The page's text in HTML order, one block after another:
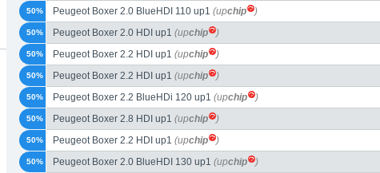
Peugeot Boxer 2.0 BlueHDI 110 up1 (upchip )
50%
Peugeot Boxer 2.0 HDI up1 (upchip )
50%
Peugeot Boxer 2.2 HDI up1 (upchip )
50%
Peugeot Boxer 2.2 HDI up1 (upchip )
50%
Peugeot Boxer 2.2 BlueHDi 120 up1 (upchip )
50%
Peugeot Boxer 2.8 HDI up1 (upchip )
50%
Peugeot Boxer 2.2 HDI up1 (upchip )
50%
Peugeot Boxer 2.0 BlueHDI 130 up1 (upchip )
50%